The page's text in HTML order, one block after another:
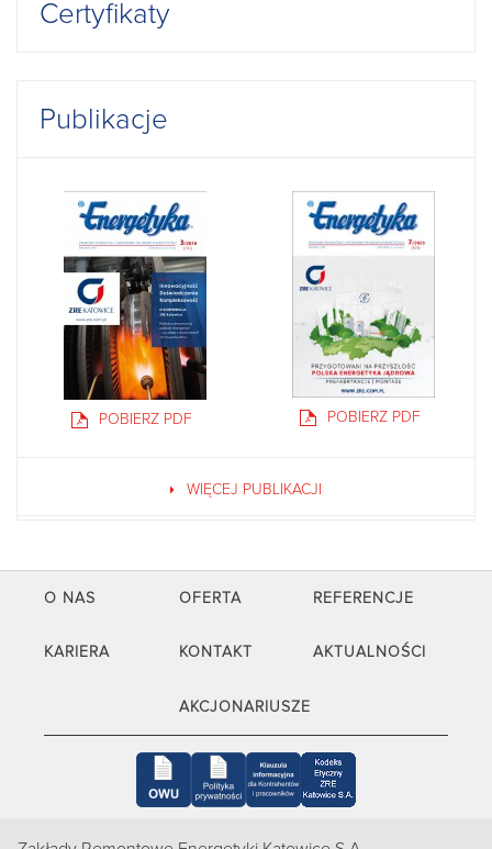
Certyfikaty
Publikacje
POBIERZ PDF POBIERZ PDF
WIĘCEJ PUBLIKACJI
O NAS OFERTA REFERENCJE
KARIERA KONTAKT AKTUALNOŚCI
AKCJONARIUSZE